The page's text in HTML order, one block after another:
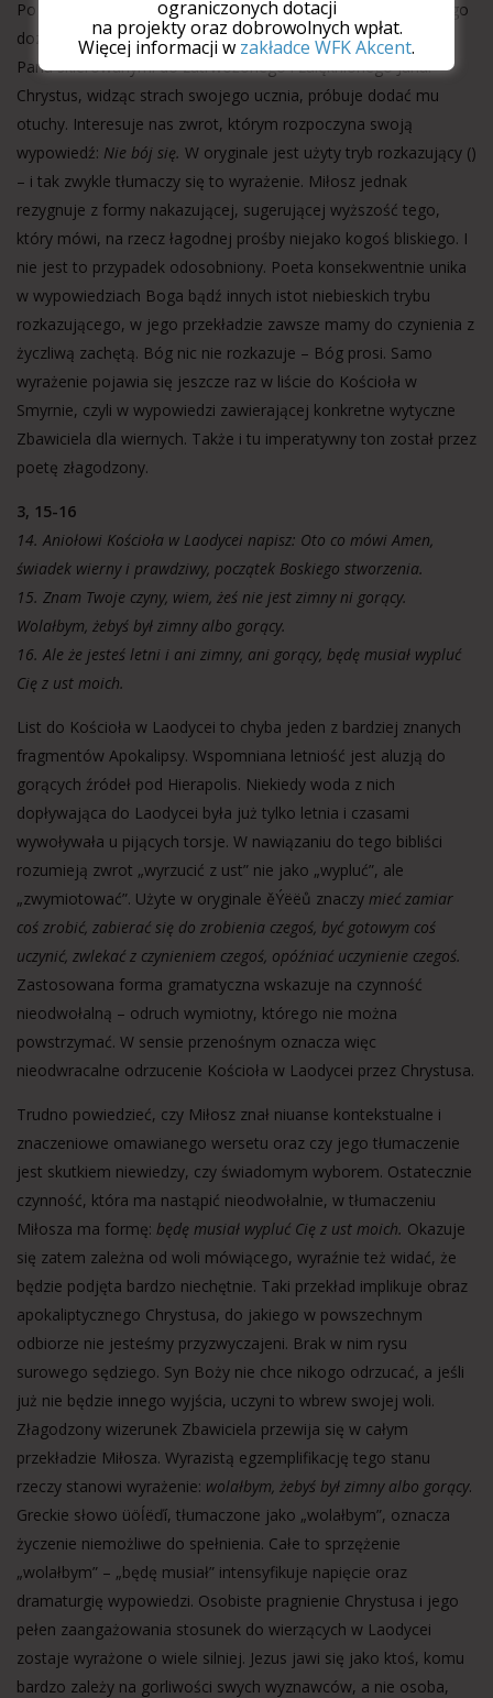
Po wstępie autor Apokalipsy opisuje pierwsze widzenie, jakiego
doznał w „Dzień Pański”. Fragment ten kończy się słowami
Pana skierowanymi do zatrwożonego i zalęknionego Jana.
Chrystus, widząc strach swojego ucznia, próbuje dodać mu
otuchy. Interesuje nas zwrot, którym rozpoczyna swoją
wypowiedź: Nie bój się. W oryginale jest użyty tryb rozkazujący ()
– i tak zwykle tłumaczy się to wyrażenie. Miłosz jednak
rezygnuje z formy nakazującej, sugerującej wyższość tego,
który mówi, na rzecz łagodnej prośby niejako kogoś bliskiego. I
nie jest to przypadek odosobniony. Poeta konsekwentnie unika
w wypowiedziach Boga bądź innych istot niebieskich trybu
rozkazującego, w jego przekładzie zawsze mamy do czynienia z
życzliwą zachętą. Bóg nic nie rozkazuje – Bóg prosi. Samo
wyrażenie pojawia się jeszcze raz w liście do Kościoła w
Smyrnie, czyli w wypowiedzi zawierającej konkretne wytyczne
Zbawiciela dla wiernych. Także i tu imperatywny ton został przez
poetę złagodzony.
3, 15-16
14. Aniołowi Kościoła w Laodycei napisz: Oto co mówi Amen,
świadek wierny i prawdziwy, początek Boskiego stworzenia.
15. Znam Twoje czyny, wiem, żeś nie jest zimny ni gorący.
Wolałbym, żebyś był zimny albo gorący.
16. Ale że jesteś letni i ani zimny, ani gorący, będę musiał wypluć
Cię z ust moich.
List do Kościoła w Laodycei to chyba jeden z bardziej znanych
fragmentów Apokalipsy. Wspomniana letniość jest aluzją do
gorących źródeł pod Hierapolis. Niekiedy woda z nich
dopływająca do Laodycei była już tylko letnia i czasami
wywoływała u pijących torsje. W nawiązaniu do tego bibliści
rozumieją zwrot „wyrzucić z ust” nie jako „wypluć”, ale
„zwymiotować”. Użyte w oryginale ěÝëëů znaczy mieć zamiar
coś zrobić, zabierać się do zrobienia czegoś, być gotowym coś
uczynić, zwlekać z czynieniem czegoś, opóźniać uczynienie czegoś.
Zastosowana forma gramatyczna wskazuje na czynność
nieodwołalną – odruch wymiotny, którego nie można
powstrzymać. W sensie przenośnym oznacza więc
nieodwracalne odrzucenie Kościoła w Laodycei przez Chrystusa.
Trudno powiedzieć, czy Miłosz znał niuanse kontekstualne i
znaczeniowe omawianego wersetu oraz czy jego tłumaczenie
jest skutkiem niewiedzy, czy świadomym wyborem. Ostatecznie
czynność, która ma nastąpić nieodwołalnie, w tłumaczeniu
Miłosza ma formę: będę musiał wypluć Cię z ust moich. Okazuje
się zatem zależna od woli mówiącego, wyraźnie też widać, że
będzie podjęta bardzo niechętnie. Taki przekład implikuje obraz
apokaliptycznego Chrystusa, do jakiego w powszechnym
odbiorze nie jesteśmy przyzwyczajeni. Brak w nim rysu
surowego sędziego. Syn Boży nie chce nikogo odrzucać, a jeśli
już nie będzie innego wyjścia, uczyni to wbrew swojej woli.
Złagodzony wizerunek Zbawiciela przewija się w całym
przekładzie Miłosza. Wyrazistą egzemplifikację tego stanu
rzeczy stanowi wyrażenie: wolałbym, żebyś był zimny albo gorący.
Greckie słowo üöĺëďí, tłumaczone jako „wolałbym”, oznacza
życzenie niemożliwe do spełnienia. Całe to sprzężenie
„wolałbym” – „będę musiał” intensyfikuje napięcie oraz
dramaturgię wypowiedzi. Osobiste pragnienie Chrystusa i jego
pełen zaangażowania stosunek do wierzących w Laodycei
zostaje wyrażone o wiele silniej. Jezus jawi się jako ktoś, komu
bardzo zależy na gorliwości swych wyznawców, a nie osoba,
ograniczonych dotacji
na projekty oraz dobrowolnych wpłat.
Więcej informacji w zakładce WFK Akcent.